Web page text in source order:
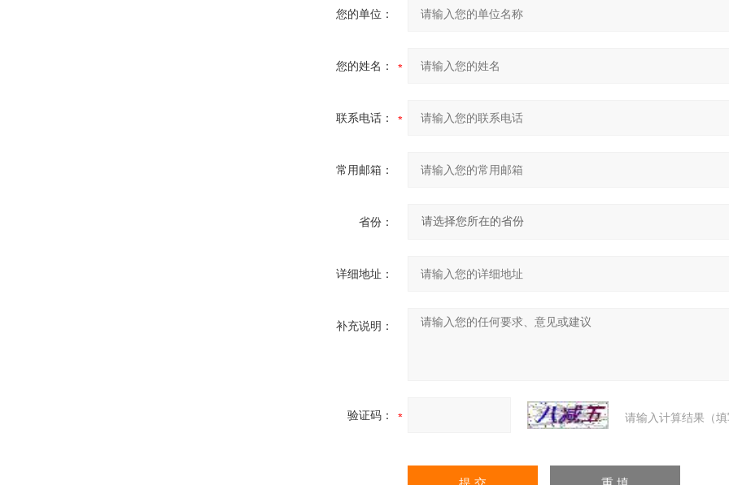
您的单位：
您的姓名：
联系电话：
常用邮箱：
省份：
详细地址：
补充说明：
验证码： 请输入计算结果（